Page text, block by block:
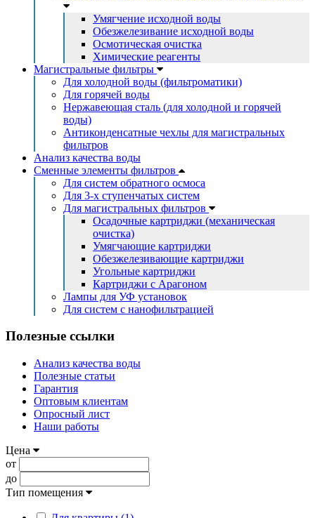
Умягчение исходной воды
Обезжелезивание исходной воды
Осмотическая очистка
Химические реагенты
Магистральные фильтры
Для холодной воды (фильтроматики)
Для горячей воды
Нержавеющая сталь (для холодной и горячей
воды)
Антиконденсатные чехлы для магистральных
фильтров
Анализ качества воды
Сменные элементы фильтров
Для систем обратного осмоса
Для 3-х ступенчатых систем
Для магистральных фильтров
Осадочные картриджи (механическая
очистка)
Умягчающие картриджи
Обезжелезивающие картриджи
Угольные картриджи
Картриджи с Арагоном
Лампы для УФ установок
Для систем с нанофильтрацией
Полезные ссылки
Анализ качества воды
Полезные статьи
Гарантия
Оптовым клиентам
Опросный лист
Наши работы
Цена
от
до
Тип помещения